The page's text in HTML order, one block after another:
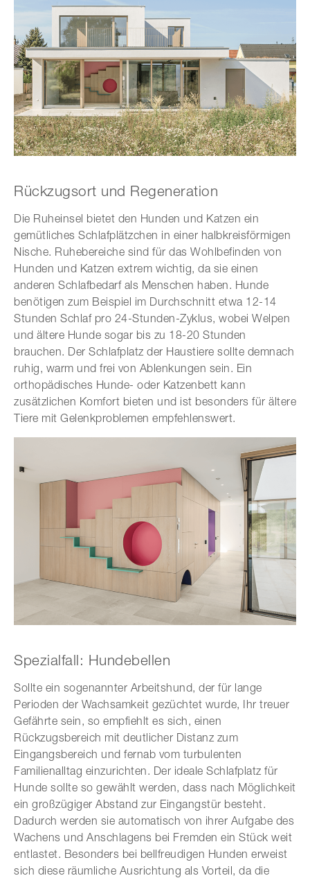
Rückzugsort und Regeneration
Die Ruheinsel bietet den Hunden und Katzen ein
gemütliches Schlafplätzchen in einer halbkreisförmigen
Nische. Ruhebereiche sind für das Wohlbefinden von
Hunden und Katzen extrem wichtig, da sie einen
anderen Schlafbedarf als Menschen haben. Hunde
benötigen zum Beispiel im Durchschnitt etwa 12-14
Stunden Schlaf pro 24-Stunden-Zyklus, wobei Welpen
und ältere Hunde sogar bis zu 18-20 Stunden
brauchen. Der Schlafplatz der Haustiere sollte demnach
ruhig, warm und frei von Ablenkungen sein. Ein
orthopädisches Hunde- oder Katzenbett kann
zusätzlichen Komfort bieten und ist besonders für ältere
Tiere mit Gelenkproblemen empfehlenswert.
Spezialfall: Hundebellen
Sollte ein sogenannter Arbeitshund, der für lange
Perioden der Wachsamkeit gezüchtet wurde, Ihr treuer
Gefährte sein, so empfiehlt es sich, einen
Rückzugsbereich mit deutlicher Distanz zum
Eingangsbereich und fernab vom turbulenten
Familienalltag einzurichten. Der ideale Schlafplatz für
Hunde sollte so gewählt werden, dass nach Möglichkeit
ein großzügiger Abstand zur Eingangstür besteht.
Dadurch werden sie automatisch von ihrer Aufgabe des
Wachens und Anschlagens bei Fremden ein Stück weit
entlastet. Besonders bei bellfreudigen Hunden erweist
sich diese räumliche Ausrichtung als Vorteil, da die